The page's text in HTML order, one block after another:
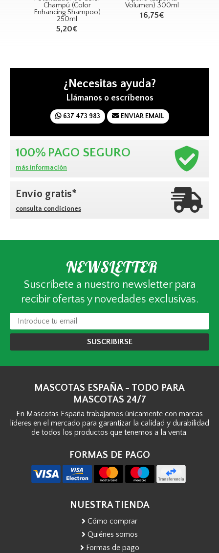
Champú (Color
Enhancing Shampoo)
Volumen) 300ml
¿Necesitas ayuda?
Llámanos o escríbenos
637 473 983 ENVIAR EMAIL
100% PAGO SEGURO
más información
Envío gratis*
consulta condiciones
NEWSLETTER
Suscríbete a nuestro newsletter para
recibir ofertas y novedades exclusivas.
SUSCRIBIRSE
MASCOTAS ESPAÑA - TODO PARA
MASCOTAS 24/7
En Mascotas España trabajamos únicamente con marcas
líderes en el mercado para garantizar la calidad y durabilidad
de todos los productos que tenemos a la venta.
FORMAS DE PAGO
NUESTRA TIENDA
Cómo comprar
Quiénes somos
Formas de pago